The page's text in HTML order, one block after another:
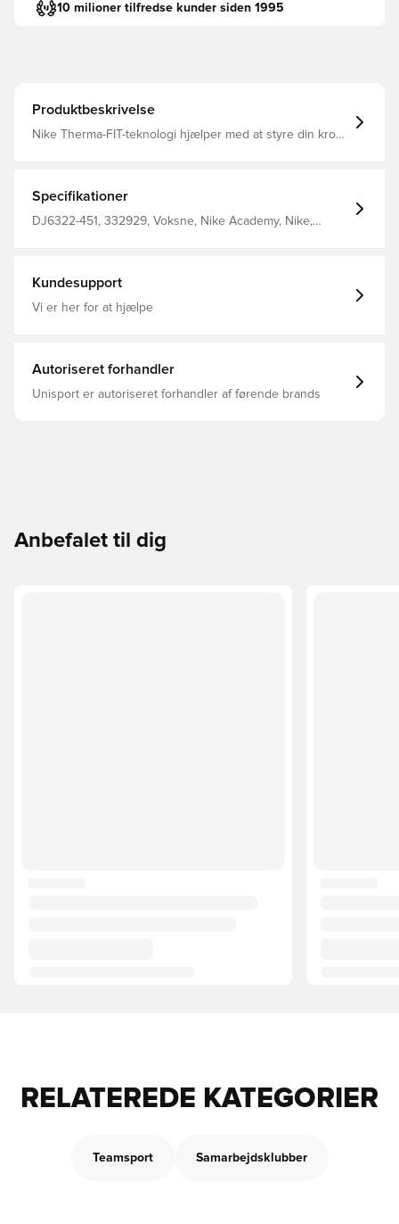
10 milioner tilfredse kunder siden 1995
Produktbeskrivelse
Nike Therma-FIT-teknologi hjælper med at styre din krops
Specifikationer
DJ6322-451, 332929, Voksne, Nike Academy, Nike,
Kundesupport
Vi er her for at hjælpe
Autoriseret forhandler
Unisport er autoriseret forhandler af førende brands
Anbefalet til dig
RELATEREDE KATEGORIER
Teamsport Samarbejdsklubber